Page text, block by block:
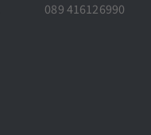
089 416126990